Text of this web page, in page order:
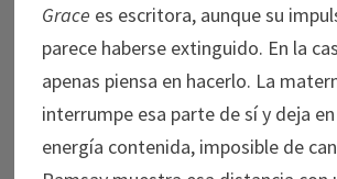
Grace es escritora, aunque su
parece haberse extinguido. En la
apenas piensa en hacerlo. La
interrumpe esa parte de sí y deja
energía contenida, imposible de